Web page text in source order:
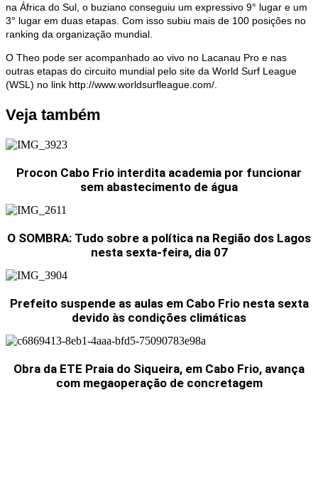
na África do Sul, o buziano conseguiu um expressivo 9° lugar e um
3° lugar em duas etapas. Com isso subiu mais de 100 posições no
ranking da organização mundial.
O Theo pode ser acompanhado ao vivo no Lacanau Pro e nas
outras etapas do circuito mundial pelo site da World Surf League
(WSL) no link http://www.worldsurfleague.com/.
Veja também
Procon Cabo Frio interdita academia por funcionar
sem abastecimento de água
O SOMBRA: Tudo sobre a política na Região dos Lagos
nesta sexta-feira, dia 07
Prefeito suspende as aulas em Cabo Frio nesta sexta
devido às condições climáticas
Obra da ETE Praia do Siqueira, em Cabo Frio, avança
com megaoperação de concretagem